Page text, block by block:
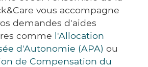
vous accompagne
demandes d'aides
comme l'Allocation
d'Autonomie (APA) ou
de Compensation du